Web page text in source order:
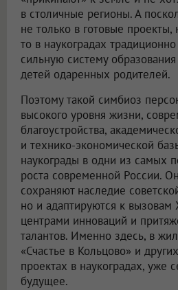
в столичные регионы. А
не только в готовые проекты,
то в наукоградах
сильную систему
детей одаренных родителей.
Поэтому такой симбиоз
высокого уровня жизни,
благоустройства,
и технико-экономической
наукограды в одни из самых
роста современной России.
сохраняют наследие
но и адаптируются к вызовам
центрами инноваций и
талантов. Именно здесь, в
«Счастье в Кольцово» и
проектах в наукоградах, уже
будущее.